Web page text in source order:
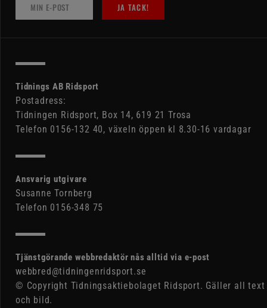
JA TACK!
Tidnings AB Ridsport
Postadress:
Tidningen Ridsport, Box 14, 619 21 Trosa
Telefon 0156-132 40, växeln öppen kl 8.30-16 vardagar
Ansvarig utgivare
Susanne Tornberg
Telefon 0156-348 75
Tjänstgörande webbredaktör nås alltid via e-post
webbred@tidningenridsport.se
© Copyright Tidningsaktiebolaget Ridsport. Gäller all text
och bild.